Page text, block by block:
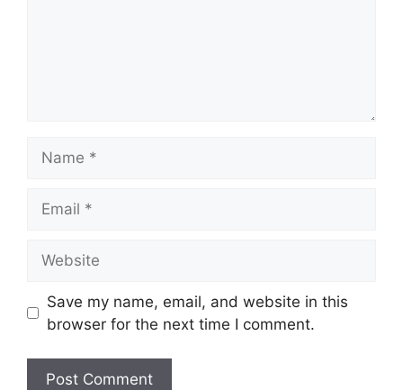
Save my name, email, and website in this
browser for the next time I comment.